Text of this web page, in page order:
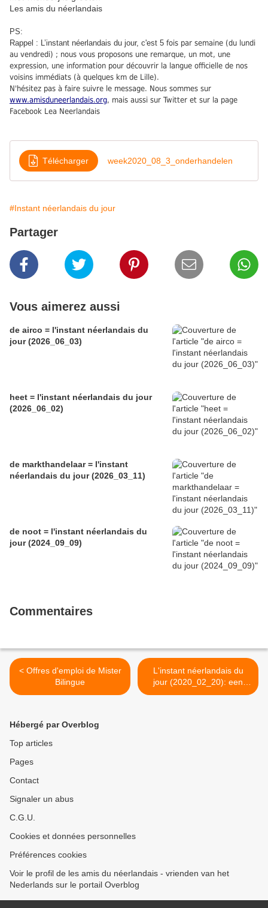
Les amis du néerlandais
PS:
Rappel : L’instant néerlandais du jour, c'est 5 fois par semaine (du lundi
au vendredi) ; nous vous proposons une remarque, un mot, une
expression, une information pour découvrir la langue officielle de nos
voisins immédiats (à quelques km de Lille).
N'hésitez pas à faire suivre le message. Nous sommes sur
www.amisduneerlandais.org, mais aussi sur Twitter et sur la page
Facebook Lea Neerlandais
Télécharger week2020_08_3_onderhandelen
#Instant néerlandais du jour
Partager
Vous aimerez aussi
de airco = l'instant néerlandais du
jour (2026_06_03)
heet = l'instant néerlandais du jour
(2026_06_02)
de markthandelaar = l'instant
néerlandais du jour (2026_03_11)
de noot = l'instant néerlandais du
jour (2024_09_09)
Commentaires
< Offres d'emploi de Mister
Bilingue
L'instant néerlandais du
jour (2020_02_20): een
compromis vinden >
Hébergé par Overblog
Top articles
Pages
Contact
Signaler un abus
C.G.U.
Cookies et données personnelles
Préférences cookies
Voir le profil de les amis du néerlandais - vrienden van het
Nederlands sur le portail Overblog